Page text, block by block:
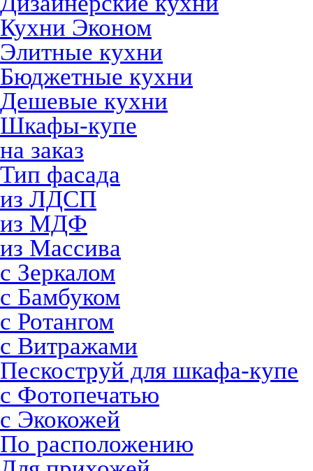
Кухни Эконом
Элитные кухни
Бюджетные кухни
Дешевые кухни
Шкафы-купе
на заказ
Тип фасада
из ЛДСП
из МДФ
из Массива
с Зеркалом
с Бамбуком
с Ротангом
с Витражами
Пескоструй для шкафа-купе
с Фотопечатью
с Экокожей
По расположению